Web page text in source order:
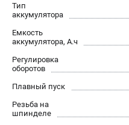
Способы оплаты
О компании
О бренде
Новости
Пользовательское
Тип
аккумулятора
Емкость
аккумулятора, А.ч
Регулировка
оборотов
Плавный пуск
Резьба на
шпинделе